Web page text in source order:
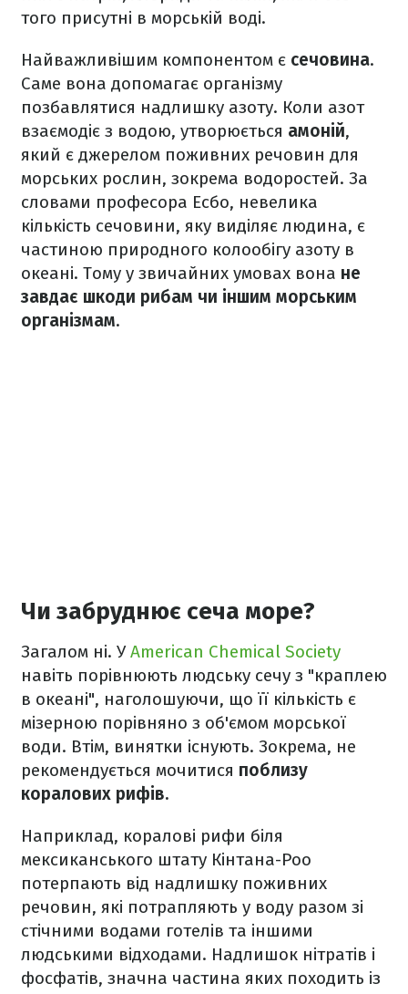
того присутні в морській воді.
Найважливішим компонентом є сечовина.
Саме вона допомагає організму
позбавлятися надлишку азоту. Коли азот
взаємодіє з водою, утворюється амоній,
який є джерелом поживних речовин для
морських рослин, зокрема водоростей. За
словами професора Есбо, невелика
кількість сечовини, яку виділяє людина, є
частиною природного колообігу азоту в
океані. Тому у звичайних умовах вона не
завдає шкоди рибам чи іншим морським
організмам.
Чи забруднює сеча море?
Загалом ні. УAmerican Chemical Society
навіть порівнюють людську сечу з "краплею
в океані", наголошуючи, що її кількість є
мізерною порівняно з об'ємом морської
води. Втім, винятки існують. Зокрема, не
рекомендується мочитися поблизу
коралових рифів.
Наприклад, коралові рифи біля
мексиканського штату Кінтана-Роо
потерпають від надлишку поживних
речовин, які потрапляють у воду разом зі
стічними водами готелів та іншими
людськими відходами. Надлишок нітратів і
фосфатів, значна частина яких походить із